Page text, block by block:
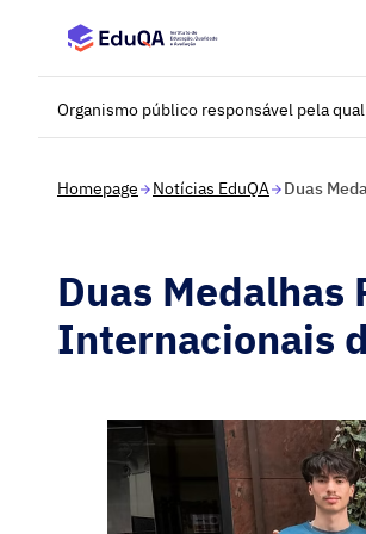
Organismo público responsável pela
Homepage Notícias EduQA Duas
Duas Medalhas
Internacionais